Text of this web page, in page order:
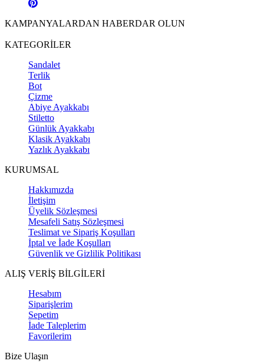
KAMPANYALARDAN HABERDAR OLUN
KATEGORİLER
Sandalet
Terlik
Bot
Çizme
Abiye Ayakkabı
Stiletto
Günlük Ayakkabı
Klasik Ayakkabı
Yazlık Ayakkabı
KURUMSAL
Hakkımızda
İletişim
Üyelik Sözleşmesi
Mesafeli Satış Sözleşmesi
Teslimat ve Sipariş Koşulları
İptal ve İade Koşulları
Güvenlik ve Gizlilik Politikası
ALIŞ VERİŞ BİLGİLERİ
Hesabım
Siparişlerim
Sepetim
İade Taleplerim
Favorilerim
Bize Ulaşın